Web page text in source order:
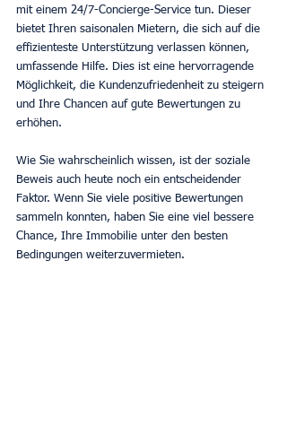
mit einem 24/7-Concierge-Service tun. Dieser
bietet Ihren saisonalen Mietern, die sich auf die
effizienteste Unterstützung verlassen können,
umfassende Hilfe. Dies ist eine hervorragende
Möglichkeit, die Kundenzufriedenheit zu steigern
und Ihre Chancen auf gute Bewertungen zu
erhöhen.
Wie Sie wahrscheinlich wissen, ist der soziale
Beweis auch heute noch ein entscheidender
Faktor. Wenn Sie viele positive Bewertungen
sammeln konnten, haben Sie eine viel bessere
Chance, Ihre Immobilie unter den besten
Bedingungen weiterzuvermieten.